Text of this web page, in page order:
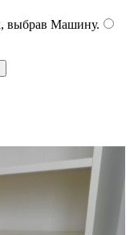
выбрав Машину.